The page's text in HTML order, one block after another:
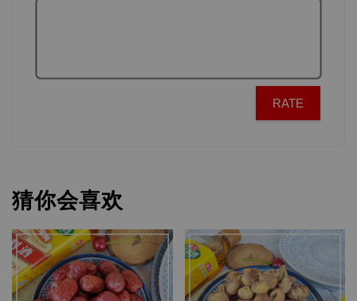
RATE
猜你会喜欢